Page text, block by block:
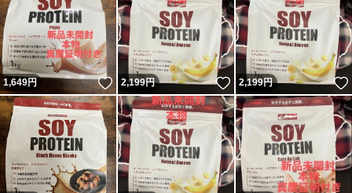
1,649円 いいね！
2,199円 いいね！
2,199円